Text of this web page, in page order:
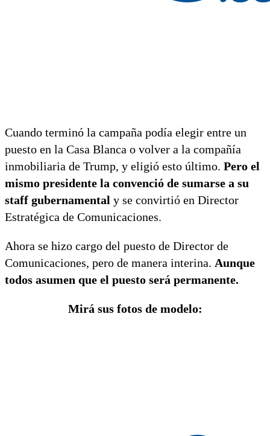
Cuando terminó la campaña podía elegir entre un
puesto en la Casa Blanca o volver a la compañía
inmobiliaria de Trump, y eligió esto último. Pero el
mismo presidente la convenció de sumarse a su
staff gubernamental y se convirtió en Director
Estratégica de Comunicaciones.
Ahora se hizo cargo del puesto de Director de
Comunicaciones, pero de manera interina. Aunque
todos asumen que el puesto será permanente.
Mirá sus fotos de modelo: